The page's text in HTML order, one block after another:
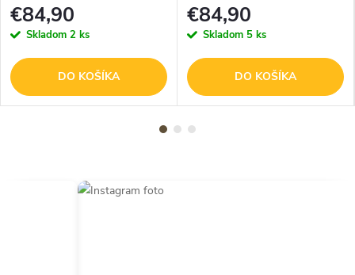
€84,90
Skladom 2 ks
DO KOŠÍKA
€84,90
Skladom 5 ks
DO KOŠÍKA